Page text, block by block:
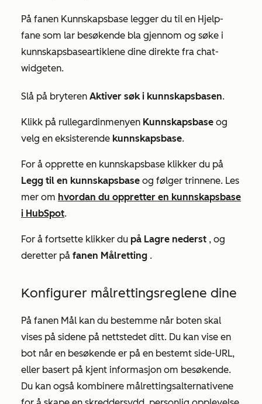
På fanen Kunnskapsbase legger du til en Hjelp-
fane som lar besøkende bla gjennom og søke i
kunnskapsbaseartiklene dine direkte fra chat-
widgeten.
Slå på bryteren Aktiver søk i kunnskapsbasen.
Klikk på rullegardinmenyen Kunnskapsbase og
velg en eksisterende kunnskapsbase.
For å opprette en kunnskapsbase klikker du på
Legg til en kunnskapsbase og følger trinnene. Les
mer om hvordan du oppretter en kunnskapsbase
i HubSpot.
For å fortsette klikker du på Lagre nederst , og
deretter på fanen Målretting .
Konfigurer målrettingsreglene dine
På fanen Mål kan du bestemme når boten skal
vises på sidene på nettstedet ditt. Du kan vise en
bot når en besøkende er på en bestemt side-URL,
eller basert på kjent informasjon om besøkende.
Du kan også kombinere målrettingsalternativene